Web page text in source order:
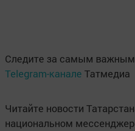
Следите за самым
Telegram-канале Татмедиа
Читайте новости
национальном